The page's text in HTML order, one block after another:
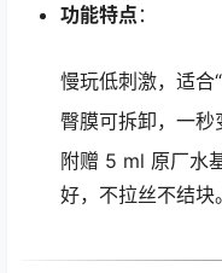
功能特点 ：
慢玩低刺激，适合
臀膜可拆卸，一秒
附赠 5 ml 原厂水
好，不拉丝不结块。